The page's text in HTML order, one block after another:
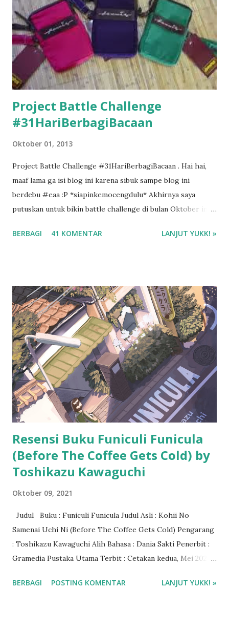
Project Battle Challenge
#31HariBerbagiBacaan
Oktober 01, 2013
Project Battle Challenge #31HariBerbagiBacaan . Hai hai,
maaf lama ga isi blog ini karena sibuk sampe blog ini
berdebu #eaa :P *siapinkemocengdulu* Akhirnya saya
putuskan untuk bikin battle challenge di bulan Oktober ini
temen diskusi tentang buku, saya jadi lebih semangat buat
BERBAGI 41 KOMENTAR LANJUT YUKK! »
Resensi Buku Funiculi Funicula
(Before The Coffee Gets Cold) by
Toshikazu Kawaguchi
Oktober 09, 2021
Judul Buku : Funiculi Funicula Judul Asli : Kohii No
Samenai Uchi Ni (Before The Coffee Gets Cold) Pengarang
: Toshikazu Kawaguchi Alih Bahasa : Dania Sakti Penerbit :
Gramedia Pustaka Utama Terbit : Cetakan kedua, Mei 2021
Fantasi - Jepang Rating : 4/5 bintang Harga Buku : Rp
BERBAGI POSTING KOMENTAR LANJUT YUKK! »